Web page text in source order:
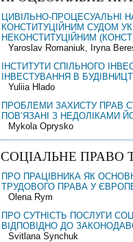
ЦИВІЛЬНО-ПРОЦЕСУАЛЬНІ
КОНСТИТУЦІЙНИМ СУДОМ
НЕКОНСТИТУЦІЙНИМ
Yaroslav Romaniuk, Iryna
ІНСТИТУТИ СПІЛЬНОГО
ІНВЕСТУВАННЯ В
Yuliia Hlado
ПРОБЛЕМИ ЗАХИСТУ ПРАВ
ПОВ’ЯЗАНІ З НЕДОЛІКАМИ
Mykola Oprysko
СОЦІАЛЬНЕ ПРАВО
ПРО ПРАЦІВНИКА ЯК
ТРУДОВОГО ПРАВА У
Olena Rym
ПРО СУТНІСТЬ ПОСЛУГИ
ВІДПОВІДНО ДО
Svitlana Synchuk